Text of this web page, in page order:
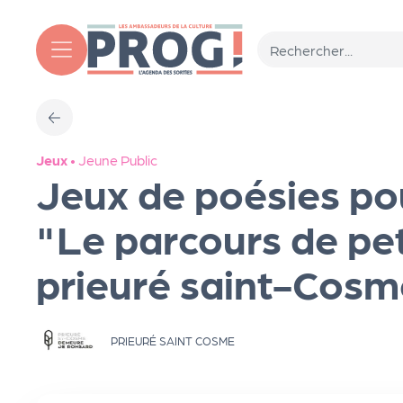
Jeux •Jeune Public
Jeux de poésies
"Le parcours de
prieuré saint-
PRIEURÉ SAINT COSME
T
o
ut
l'
a